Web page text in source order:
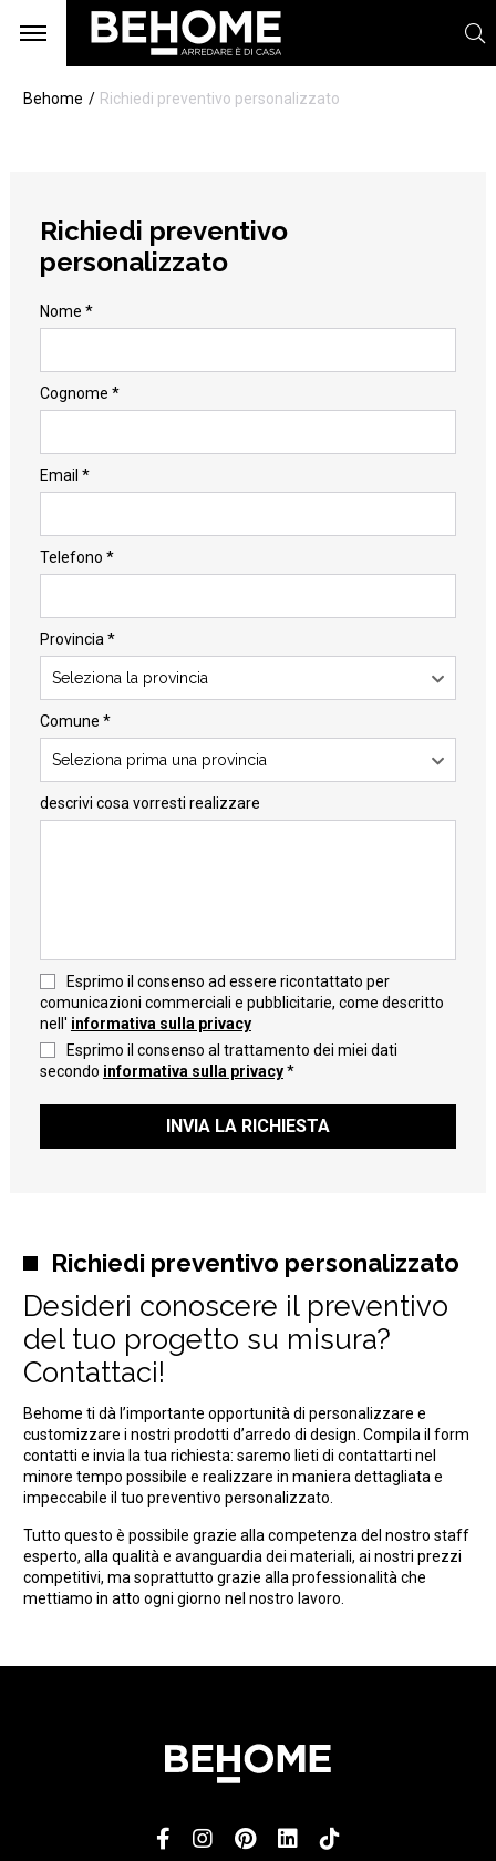
Behome Richiedi preventivo personalizzato
Richiedi preventivo personalizzato
Desideri conoscere il preventivo
del tuo progetto su misura?
Contattaci!
Behome ti dà l’importante opportunità di personalizzare e
customizzare i nostri prodotti d’arredo di design. Compila il form
contatti e invia la tua richiesta: saremo lieti di contattarti nel
minore tempo possibile e realizzare in maniera dettagliata e
impeccabile il tuo preventivo personalizzato.
Tutto questo è possibile grazie alla competenza del nostro staff
esperto, alla qualità e avanguardia dei materiali, ai nostri prezzi
competitivi, ma soprattutto grazie alla professionalità che
mettiamo in atto ogni giorno nel nostro lavoro.
Richiedi preventivo
personalizzato
Nome *
Cognome *
Email *
Telefono *
Provincia *
Seleziona la provincia
Comune *
Seleziona prima una provincia
descrivi cosa vorresti realizzare
Esprimo il consenso ad essere ricontattato per
comunicazioni commerciali e pubblicitarie, come descritto
nell' informativa sulla privacy
Esprimo il consenso al trattamento dei miei dati
secondo informativa sulla privacy*
INVIA LA RICHIESTA